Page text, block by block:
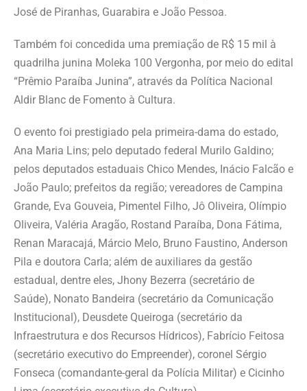
José de Piranhas, Guarabira e João Pessoa.
Também foi concedida uma premiação de R$ 15 mil à
quadrilha junina Moleka 100 Vergonha, por meio do edital
“Prêmio Paraíba Junina”, através da Política Nacional
Aldir Blanc de Fomento à Cultura.
O evento foi prestigiado pela primeira-dama do estado,
Ana Maria Lins; pelo deputado federal Murilo Galdino;
pelos deputados estaduais Chico Mendes, Inácio Falcão e
João Paulo; prefeitos da região; vereadores de Campina
Grande, Eva Gouveia, Pimentel Filho, Jô Oliveira, Olímpio
Oliveira, Valéria Aragão, Rostand Paraíba, Dona Fátima,
Renan Maracajá, Márcio Melo, Bruno Faustino, Anderson
Pila e doutora Carla; além de auxiliares da gestão
estadual, dentre eles, Jhony Bezerra (secretário de
Saúde), Nonato Bandeira (secretário da Comunicação
Institucional), Deusdete Queiroga (secretário da
Infraestrutura e dos Recursos Hídricos), Fabrício Feitosa
(secretário executivo do Empreender), coronel Sérgio
Fonseca (comandante-geral da Polícia Militar) e Cicinho